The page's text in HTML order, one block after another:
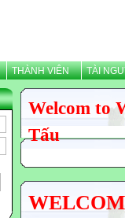
THÀNH VIÊN TÀI
Welcom to
Tấu